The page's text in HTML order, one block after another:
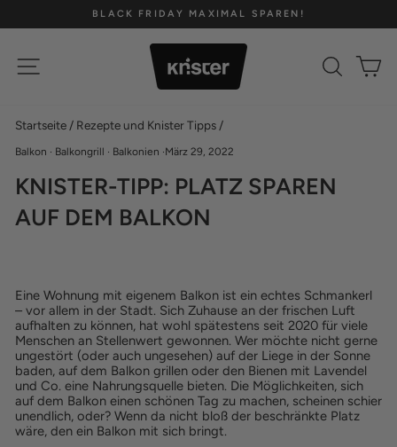
Pause
Diashow
BLACK FRIDAY MAXIMAL SPAREN!
SEITENNAVIGATION
Startseite / Rezepte und Knister Tipps /
Balkon · Balkongrill · Balkonien ·März 29, 2022
KNISTER-TIPP: PLATZ SPAREN
AUF DEM BALKON
Eine Wohnung mit eigenem Balkon ist ein echtes Schmankerl
– vor allem in der Stadt. Sich Zuhause an der frischen Luft
aufhalten zu können, hat wohl spätestens seit 2020 für viele
Menschen an Stellenwert gewonnen. Wer möchte nicht gerne
ungestört (oder auch ungesehen) auf der Liege in der Sonne
baden, auf dem Balkon grillen oder den Bienen mit Lavendel
und Co. eine Nahrungsquelle bieten. Die Möglichkeiten, sich
auf dem Balkon einen schönen Tag zu machen, scheinen schier
unendlich, oder? Wenn da nicht bloß der beschränkte Platz
wäre, den ein Balkon mit sich bringt.